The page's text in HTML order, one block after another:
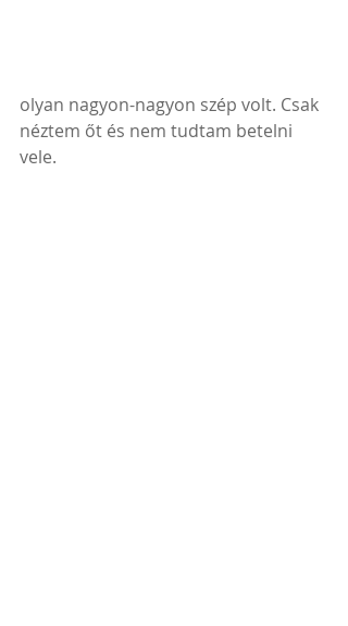
olyan nagyon-nagyon szép volt. Csak
néztem őt és nem tudtam betelni
vele.